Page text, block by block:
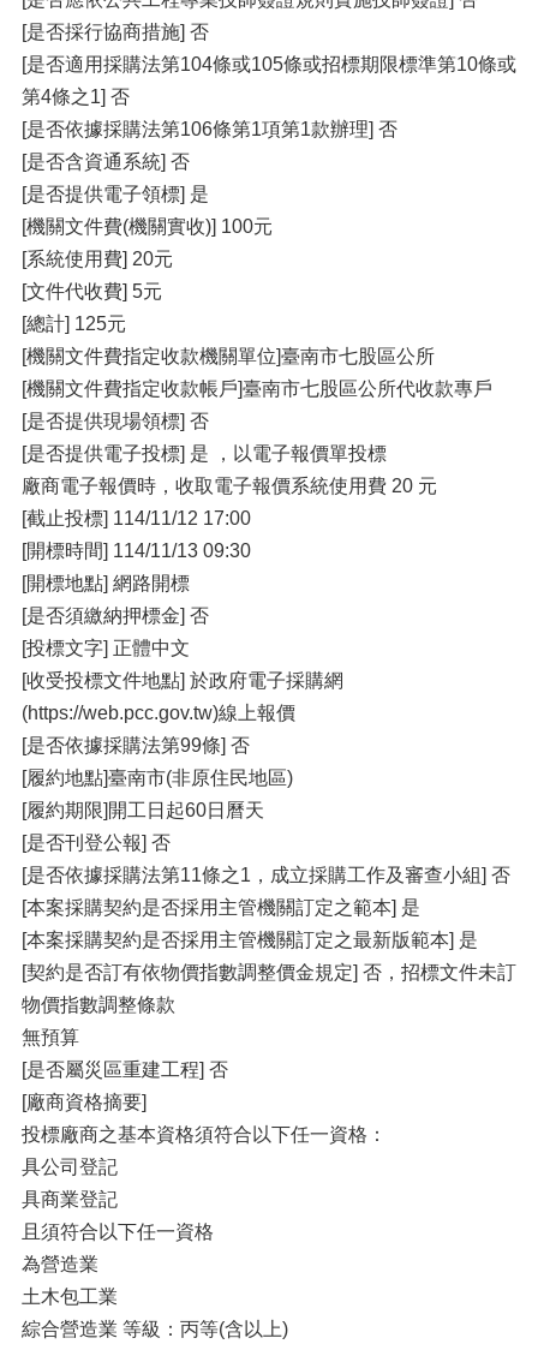
[是否採行協商措施] 否
[是否適用採購法第104條或105條或招標期限標準第10條或
第4條之1] 否
[是否依據採購法第106條第1項第1款辦理] 否
[是否含資通系統] 否
[是否提供電子領標] 是
[機關文件費(機關實收)] 100元
[系統使用費] 20元
[文件代收費] 5元
[總計] 125元
[機關文件費指定收款機關單位]臺南市七股區公所
[機關文件費指定收款帳戶]臺南市七股區公所代收款專戶
[是否提供現場領標] 否
[是否提供電子投標] 是 ，以電子報價單投標
廠商電子報價時，收取電子報價系統使用費 20 元
[截止投標] 114/11/12 17:00
[開標時間] 114/11/13 09:30
[開標地點] 網路開標
[是否須繳納押標金] 否
[投標文字] 正體中文
[收受投標文件地點] 於政府電子採購網
(https://web.pcc.gov.tw)線上報價
[是否依據採購法第99條] 否
[履約地點]臺南市(非原住民地區)
[履約期限]開工日起60日曆天
[是否刊登公報] 否
[是否依據採購法第11條之1，成立採購工作及審查小組] 否
[本案採購契約是否採用主管機關訂定之範本] 是
[本案採購契約是否採用主管機關訂定之最新版範本] 是
[契約是否訂有依物價指數調整價金規定] 否，招標文件未訂
物價指數調整條款
無預算
[是否屬災區重建工程] 否
[廠商資格摘要]
投標廠商之基本資格須符合以下任一資格：
具公司登記
具商業登記
且須符合以下任一資格
為營造業
土木包工業
綜合營造業 等級：丙等(含以上)